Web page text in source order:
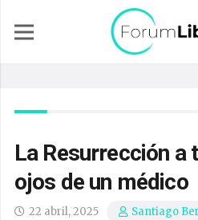
La Resurrección a
ojos de un médico
22 abril, 2025 Santiago